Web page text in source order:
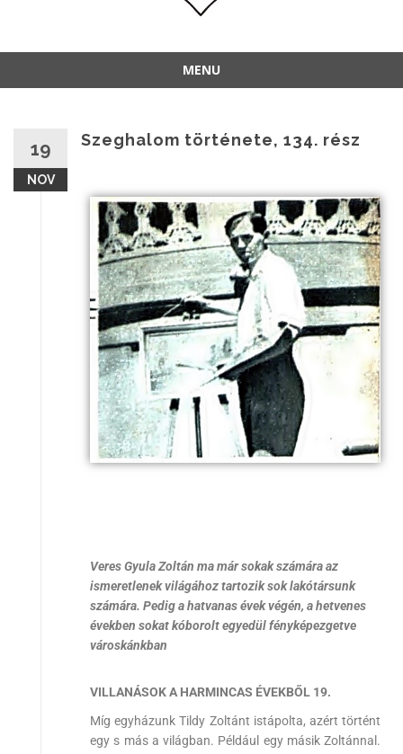
MENU
19
NOV
Szeghalom története, 134. rész
Veres Gyula Zoltán ma már sokak számára az
ismeretlenek világához tartozik sok lakótársunk
számára. Pedig a hatvanas évek végén, a hetvenes
években sokat kóborolt egyedül fényképezgetve
városkánkban
VILLANÁSOK A HARMINCAS ÉVEKBŐL 19.
Míg egyházunk Tildy Zoltánt istápolta, azért történt
egy s más a világban. Például egy másik Zoltánnal.